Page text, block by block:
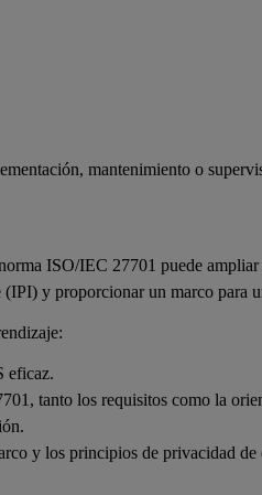
mantenimiento o
ISO/IEC 27701 puede
y proporcionar un marco para
eficaz.
tanto los requisitos como la
y los principios de privacidad